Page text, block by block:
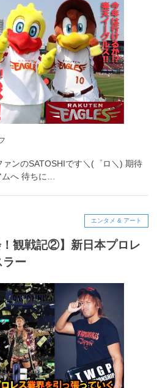
ンのSATOSHIです＼(゜ロ＼) 期待
ムへ 待ちに…
エンタメ & アート
！観戦記②】新日本プロレ
ラー